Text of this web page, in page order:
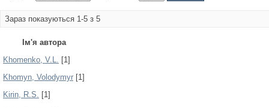
Зараз показуються 1-5 з 5
Ім'я автора
Khomenko, V.L. [1]
Khomyn, Volodymyr [1]
Kirin, R.S. [1]